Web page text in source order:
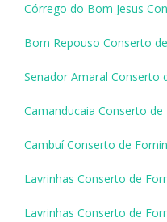
Córrego do Bom Jesus
Bom Repouso Conserto
Senador Amaral Conserto
Camanducaia Conserto de
Cambuí Conserto de
Lavrinhas Conserto de
Lavrinhas Conserto de